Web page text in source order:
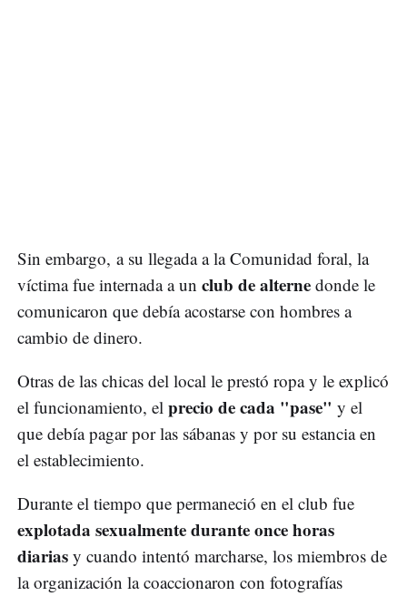
Sin embargo, a su llegada a la Comunidad foral, la
víctima fue internada a un club de alterne donde le
comunicaron que debía acostarse con hombres a
cambio de dinero.
Otras de las chicas del local le prestó ropa y le explicó
el funcionamiento, el precio de cada "pase" y el
que debía pagar por las sábanas y por su estancia en
el establecimiento.
Durante el tiempo que permaneció en el club fue
explotada sexualmente durante once horas
diarias y cuando intentó marcharse, los miembros de
la organización la coaccionaron con fotografías